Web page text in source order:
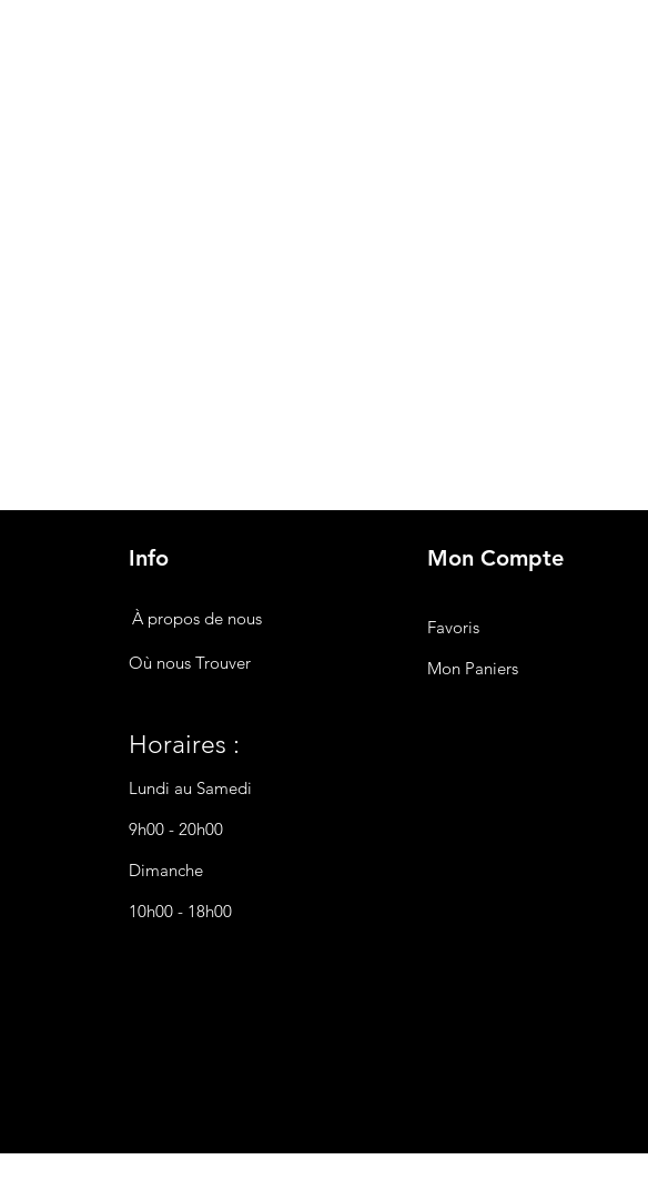
Info
Où nous Trouver
Horaires :
Lundi au Samedi
9h00 - 20h00
Dimanche
10h00 - 18h00
À propos de nous
Mon Compte
Favoris
Mon Paniers